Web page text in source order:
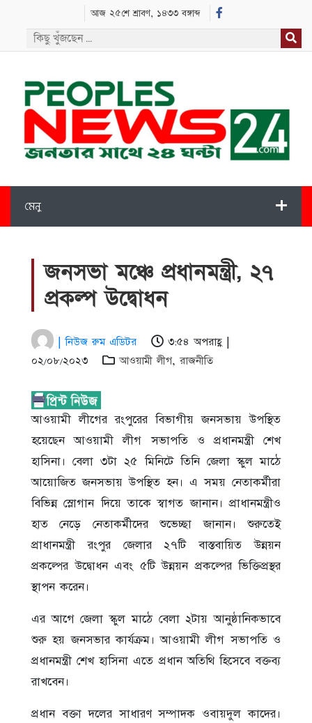
আজ ২৫শে শ্রাবণ, ১৪৩৩ বঙ্গাব্দ
মেনু
জনসভা মঞ্চে প্রধানমন্ত্রী, ২৭
প্রকল্প উদ্বোধন
| নিউজ রুম এডিটর
৩:৫৪ অপরাহ্ণ |
০২/০৮/২০২৩
আওয়ামী লীগ,রাজনীতি
আওয়ামী লীগের রংপুরের বিভাগীয় জনসভায় উপস্থিত
হয়েছেন আওয়ামী লীগ সভাপতি ও প্রধানমন্ত্রী শেখ
হাসিনা। বেলা ৩টা ২৫ মিনিটে তিনি জেলা স্কুল মাঠে
আয়োজিত জনসভায় উপস্থিত হন। এ সময় নেতাকর্মীরা
বিভিন্ন স্লোগান দিয়ে তাকে স্বাগত জানান। প্রাধানমন্ত্রীও
হাত নেড়ে নেতাকর্মীদের শুভেচ্ছা জানান। শুরুতেই
প্রাধানমন্ত্রী রংপুর জেলার ২৭টি বাস্তবায়িত উন্নয়ন
প্রকল্পের উদ্বোধন এবং ৫টি উন্নয়ন প্রকল্পের ভিক্তিপ্রস্থর
স্থাপন করেন।
এর আগে জেলা স্কুল মাঠে বেলা ২টায় আনুষ্ঠানিকভাবে
শুরু হয় জনসভার কার্যক্রম। আওয়ামী লীগ সভাপতি ও
প্রধানমন্ত্রী শেখ হাসিনা এতে প্রধান অতিথি হিসেবে বক্তব্য
রাখবেন।
প্রধান বক্তা দলের সাধারণ সম্পাদক ওবায়দুল কাদের।